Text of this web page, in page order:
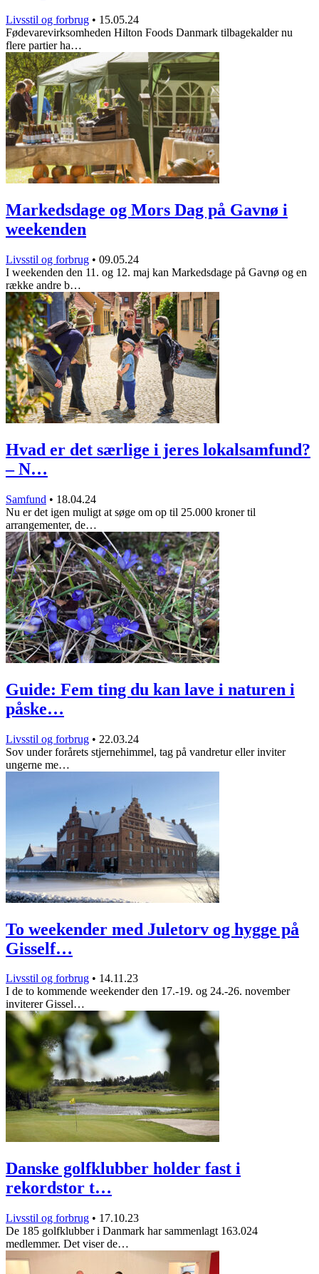
Livsstil og forbrug • 15.05.24
Fødevarevirksomheden Hilton Foods Danmark tilbagekalder nu
flere partier ha…
Markedsdage og Mors Dag på Gavnø i
weekenden
Livsstil og forbrug • 09.05.24
I weekenden den 11. og 12. maj kan Markedsdage på Gavnø og en
række andre b…
Hvad er det særlige i jeres lokalsamfund?
– N…
Samfund • 18.04.24
Nu er det igen muligt at søge om op til 25.000 kroner til
arrangementer, de…
Guide: Fem ting du kan lave i naturen i
påske…
Livsstil og forbrug • 22.03.24
Sov under forårets stjernehimmel, tag på vandretur eller inviter
ungerne me…
To weekender med Juletorv og hygge på
Gisself…
Livsstil og forbrug • 14.11.23
I de to kommende weekender den 17.-19. og 24.-26. november
inviterer Gissel…
Danske golfklubber holder fast i
rekordstor t…
Livsstil og forbrug • 17.10.23
De 185 golfklubber i Danmark har sammenlagt 163.024
medlemmer. Det viser de…